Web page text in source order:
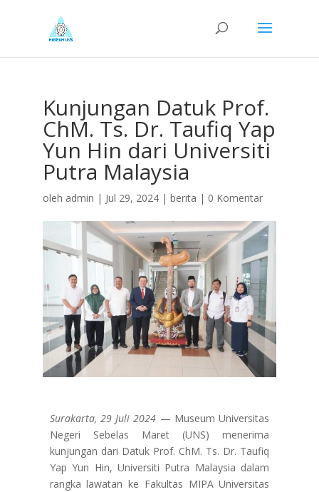
Kunjungan Datuk Prof.
ChM. Ts. Dr. Taufiq Yap
Yun Hin dari Universiti
Putra Malaysia
oleh admin | Jul 29, 2024| berita | 0 Komentar
Surakarta, 29 Juli 2024 — Museum Universitas
Negeri Sebelas Maret (UNS) menerima
kunjungan dari Datuk Prof. ChM. Ts. Dr. Taufiq
Yap Yun Hin, Universiti Putra Malaysia dalam
rangka lawatan ke Fakultas MIPA Universitas